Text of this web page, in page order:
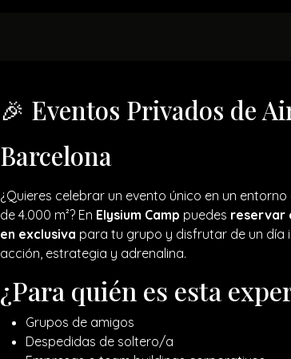
🎉 Eventos Privados de
Barcelona
¿Quieres celebrar un evento único en un
de 4.000 m²? En Elysium Camp puedes reservar
en exclusiva para tu grupo y disfrutar de un día
acción, estrategia y adrenalina.
¿Para quién es esta
Grupos de amigos
Despedidas de soltero/a